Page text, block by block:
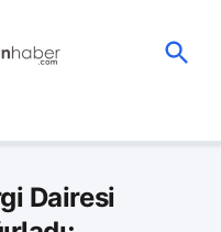
Dairesi